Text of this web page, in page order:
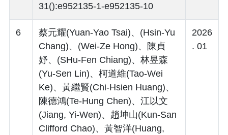
31():e952135-1-e952135-10
6
蔡元耀(Yuan-Yao Tsai)、(Hsin-Yu
Chang)、(Wei-Ze Hong)、陳貞
妤、(SHu-Fen Chiang)、林昱森
(Yu-Sen Lin)、柯道維(Tao-Wei
Ke)、黃繼賢(Chi-Hsien Huang)、
陳德鴻(Te-Hung Chen)、江以文
(Jiang, Yi-Wen)、趙坤山(Kun-San
Clifford Chao)、黃智洋(Huang,
2026
. 01